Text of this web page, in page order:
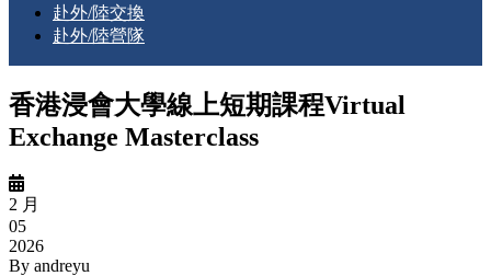
赴外/陸交換
赴外/陸營隊
香港浸會大學線上短期課程Virtual
Exchange Masterclass
2 月
05
2026
By andreyu